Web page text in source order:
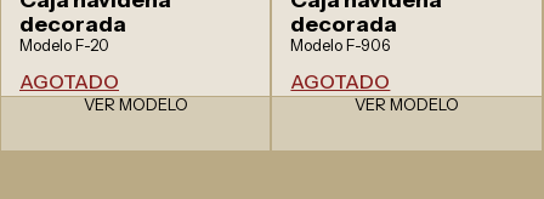
decorada
Modelo F-20
AGOTADO
VER MODELO
decorada
Modelo F-906
AGOTADO
VER MODELO